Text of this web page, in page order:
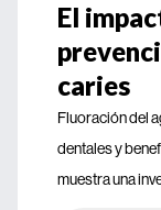
El
caries
Fluoración del
dentales y
muestra una